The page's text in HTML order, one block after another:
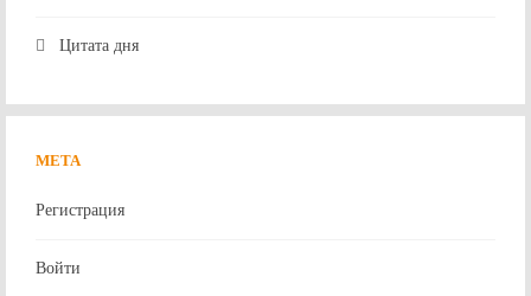
Цитата дня
МЕТА
Регистрация
Войти